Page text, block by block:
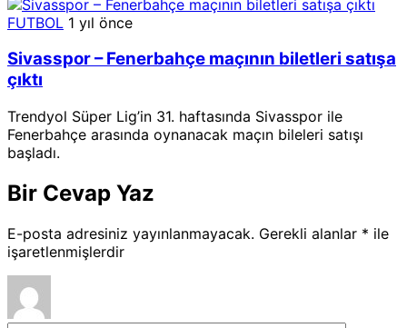
FUTBOL 1 yıl önce
Sivasspor – Fenerbahçe maçının biletleri satışa
çıktı
Trendyol Süper Lig’in 31. haftasında Sivasspor ile
Fenerbahçe arasında oynanacak maçın bileleri satışı
başladı.
Bir Cevap Yaz
E-posta adresiniz yayınlanmayacak. Gerekli alanlar * ile
işaretlenmişlerdir